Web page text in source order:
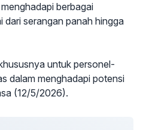
berbagai
dari serangan panah hingga
untuk personel-
dalam menghadapi potensi
(12/5/2026).